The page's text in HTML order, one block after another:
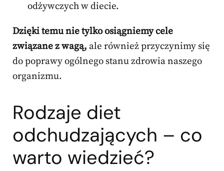
odżywczych w diecie.
Dzięki temu nie tylko osiągniemy cele
związane z wagą, ale również przyczynimy się
do poprawy ogólnego stanu zdrowia naszego
organizmu.
Rodzaje diet
odchudzających – co
warto wiedzieć?